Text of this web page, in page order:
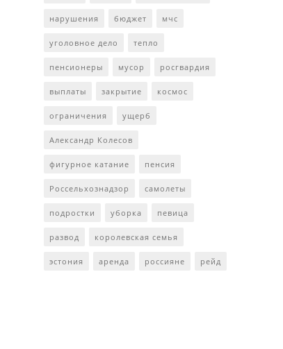
нарушения бюджет мчс
уголовное дело тепло
пенсионеры мусор росгвардия
выплаты закрытие космос
ограничения ущерб
Александр Колесов
фигурное катание пенсия
Россельхознадзор самолеты
подростки уборка певица
развод королевская семья
эстония аренда россияне рейд